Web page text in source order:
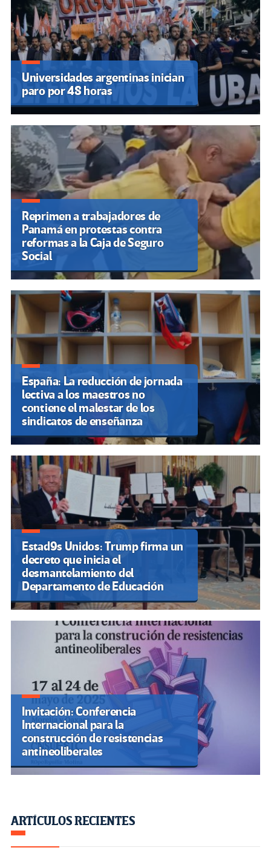
Universidades argentinas inician
paro por 48 horas
Reprimen a trabajadores de
Panamá en protestas contra
reformas a la Caja de Seguro
Social
España: La reducción de jornada
lectiva a los maestros no
contiene el malestar de los
sindicatos de enseñanza
Estad9s Unidos: Trump firma un
decreto que inicia el
desmantelamiento del
Departamento de Educación
Invitación: Conferencia
Internacional para la
construcción de resistencias
antineoliberales
ARTÍCULOS RECIENTES